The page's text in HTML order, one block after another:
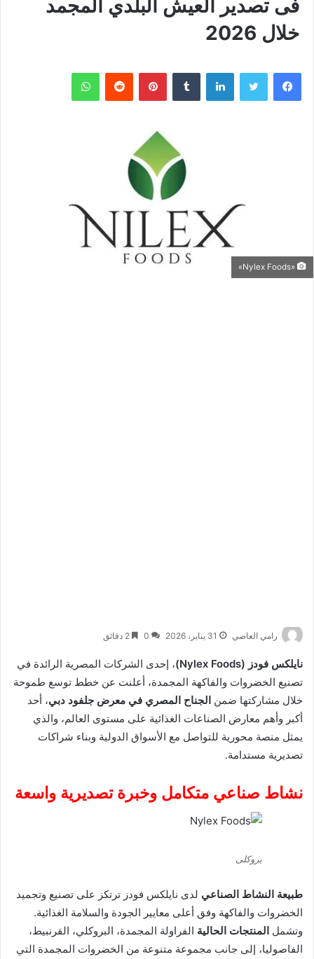
فى تصدير العيش البلدي المجمد
خلال 2026
فيسبوك تويتر لينكدإن بينتيريست واتساب
«Nylex Foods»
رامي العاصي 31 يناير، 2026 0
نايلكس فودز (Nylex Foods)
، إحدى الشركات المصرية الرائدة في
تصنيع الخضروات والفاكهة المجمدة، أعلنت عن خطط توسع طموحة
خلال مشاركتها ضمن الجناح المصري في معرض جلفود دبي، أحد
أكبر وأهم معارض الصناعات الغذائية على مستوى العالم، والذي
يمثل منصة محورية للتواصل مع الأسواق الدولية وبناء شراكات
تصديرية مستدامة.
نشاط صناعي متكامل وخبرة تصديرية واسعة
بروكلى
طبيعة النشاط الصناعي لدى نايلكس فودز ترتكز على تصنيع وتجميد
الخضروات والفاكهة وفق أعلى معايير الجودة والسلامة الغذائية.
وتشمل المنتجات الحالية الفراولة المجمدة، البروكلي، القرنبيط،
الفاصوليا، إلى جانب مجموعة متنوعة من الخضروات المجمدة التي